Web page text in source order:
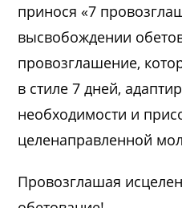
принося «7
высвобождении
провозглашение,
в стиле 7 дней,
необходимости и
целенаправленной
Провозглашая